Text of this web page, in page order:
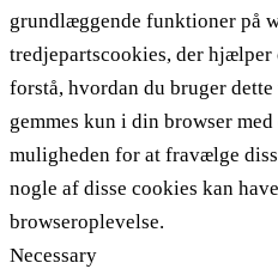
grundlæggende funktioner på
tredjepartscookies, der hjælper
forstå, hvordan du bruger
gemmes kun i din browser
muligheden for at fravælge
nogle af disse cookies kan
browseroplevelse.
Necessary